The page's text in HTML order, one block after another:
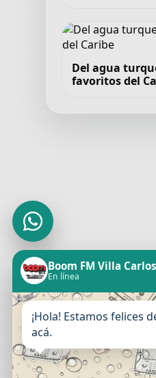
Del agua
favoritos del
Boom FM Villa
En línea
¡Hola! Estamos felices
acá.